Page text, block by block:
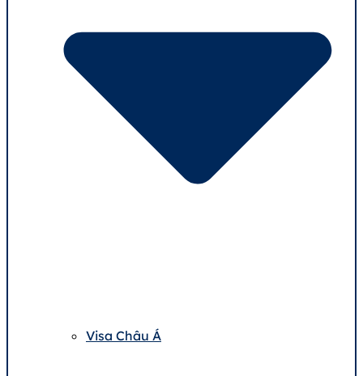
Visa Châu Á